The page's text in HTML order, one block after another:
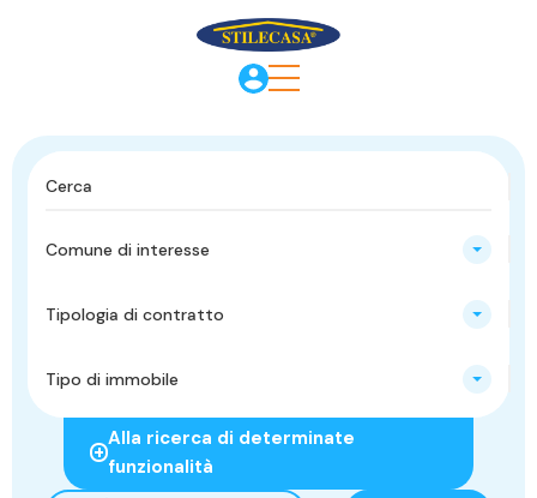
Comune di interesse
Tipologia di contratto
Tipo di immobile
Alla ricerca di determinate
funzionalità